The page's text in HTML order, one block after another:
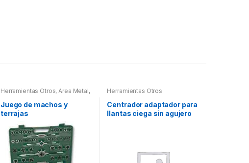
Herramientas Otros, Area Metal,
Maletines Herramientas,
Extractores, Compresímetros,
otros
Juego de machos y
terrajas
Herramientas Otros
Centrador adaptador para
llantas ciega sin agujero